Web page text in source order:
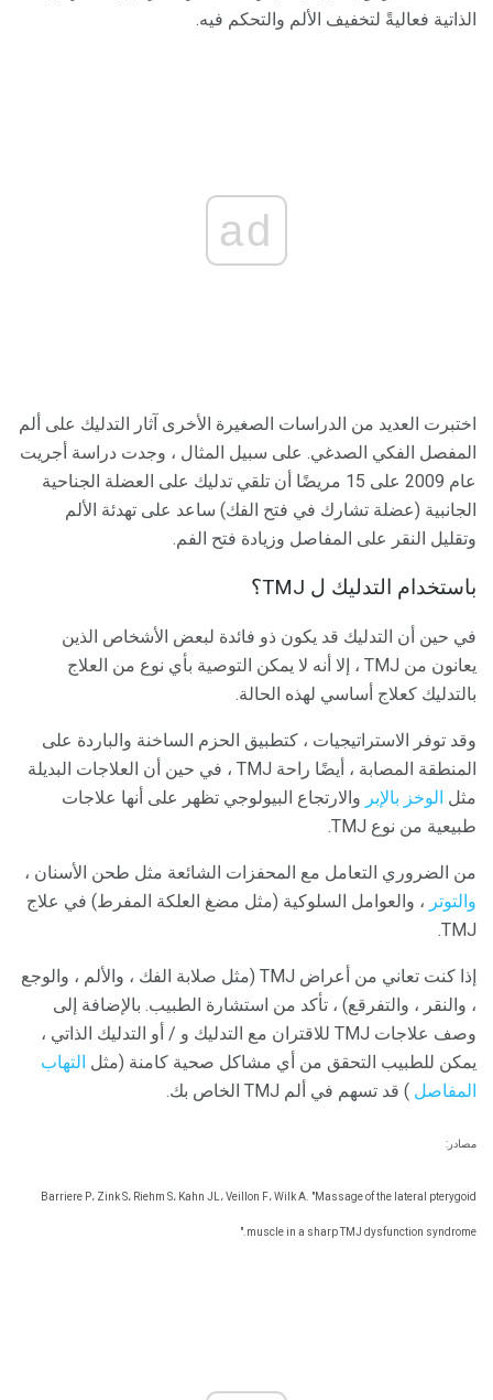
الذاتية فعاليةً لتخفيف الألم والتحكم فيه.
ad
اختبرت العديد من الدراسات الصغيرة الأخرى آثار التدليك على ألم
المفصل الفكي الصدغي. على سبيل المثال ، وجدت دراسة أجريت
عام 2009 على 15 مريضًا أن تلقي تدليك على العضلة الجناحية
الجانبية (عضلة تشارك في فتح الفك) ساعد على تهدئة الألم
وتقليل النقر على المفاصل وزيادة فتح الفم.
باستخدام التدليك ل TMJ؟
في حين أن التدليك قد يكون ذو فائدة لبعض الأشخاص الذين
يعانون من TMJ ، إلا أنه لا يمكن التوصية بأي نوع من العلاج
بالتدليك كعلاج أساسي لهذه الحالة.
وقد توفر الاستراتيجيات ، كتطبيق الحزم الساخنة والباردة على
المنطقة المصابة ، أيضًا راحة TMJ ، في حين أن العلاجات البديلة
مثل الوخز بالإبر والارتجاع البيولوجي تظهر على أنها علاجات
طبيعية من نوع TMJ.
من الضروري التعامل مع المحفزات الشائعة مثل طحن الأسنان ،
والتوتر ، والعوامل السلوكية (مثل مضغ العلكة المفرط) في علاج
TMJ.
إذا كنت تعاني من أعراض TMJ (مثل صلابة الفك ، والألم ، والوجع
، والنقر ، والتفرقع) ، تأكد من استشارة الطبيب. بالإضافة إلى
وصف علاجات TMJ للاقتران مع التدليك و / أو التدليك الذاتي ،
يمكن للطبيب التحقق من أي مشاكل صحية كامنة (مثل التهاب
المفاصل ) قد تسهم في ألم TMJ الخاص بك.
مصادر:
Barriere P، Zink S، Riehm S، Kahn JL، Veillon F، Wilk A. "Massage of the lateral pterygoid
muscle in a sharp TMJ dysfunction syndrome."